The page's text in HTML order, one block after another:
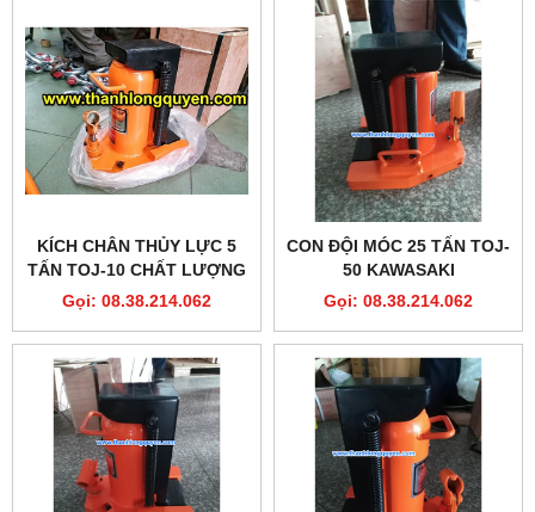
KÍCH CHÂN THỦY LỰC 5
TẤN TOJ-10 CHẤT LƯỢNG
Gọi: 08.38.214.062
CON ĐỘI MÓC 25 TẤN TOJ-
50 KAWASAKI
Gọi: 08.38.214.062